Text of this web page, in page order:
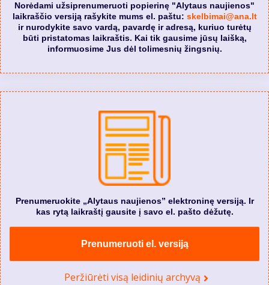
Norėdami užsiprenumeruoti popierinę "Alytaus naujienos"
laikraščio versiją rašykite mums el. paštu: skelbimai@ana.lt
ir nurodykite savo vardą, pavardę ir adresą, kuriuo turėtų
būti pristatomas laikraštis. Kai tik gausime jūsų laišką,
informuosime Jus dėl tolimesnių žingsnių.
Prenumeruokite „Alytaus naujienos” elektroninę versiją. Ir
kas rytą laikraštį gausite į savo el. pašto dėžutę.
Prenumeruoti el. versiją
Peržiūrėti visą leidinių archyvą